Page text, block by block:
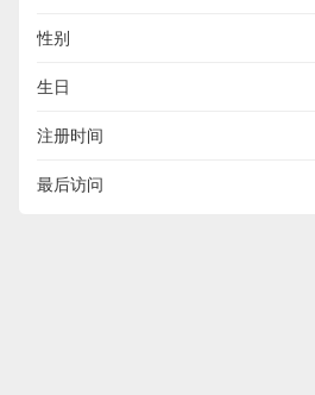
性别
生日
注册时间
最后访问